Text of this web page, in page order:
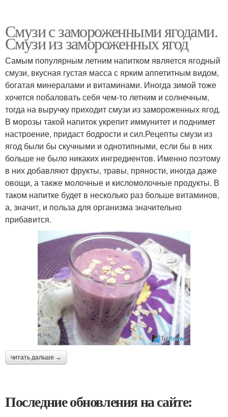
Смузи с замороженными ягодами.
Смузи из замороженных ягод
Самым популярным летним напитком является ягодный
смузи, вкусная густая масса с ярким аппетитным видом,
богатая минералами и витаминами. Иногда зимой тоже
хочется побаловать себя чем-то летним и солнечным,
тогда на выручку приходит смузи из замороженных ягод.
В морозы такой напиток укрепит иммунитет и поднимет
настроение, придаст бодрости и сил.Рецепты смузи из
ягод были бы скучными и однотипными, если бы в них
больше не было никаких ингредиентов. Именно поэтому
в них добавляют фрукты, травы, пряности, иногда даже
овощи, а также молочные и кисломолочные продукты. В
таком напитке будет в несколько раз больше витаминов,
а, значит, и польза для организма значительно
прибавится.
читать дальше →
Последние обновления на сайте: